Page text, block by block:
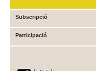
Subscripció
Participació